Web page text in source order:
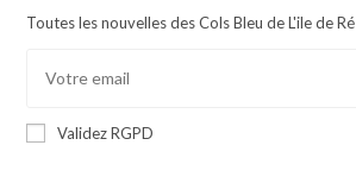
Toutes les nouvelles des Cols Bleu de L'ile de Ré
Validez RGPD